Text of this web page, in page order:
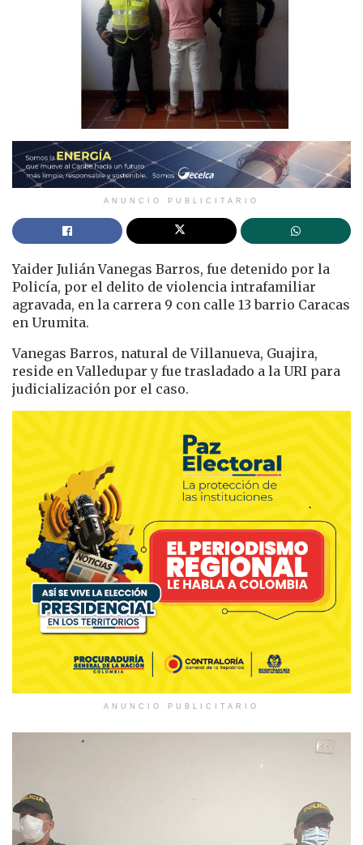
ANUNCIO PUBLICITARIO
Yaider Julián Vanegas Barros, fue detenido por la
Policía, por el delito de violencia intrafamiliar
agravada, en la carrera 9 con calle 13 barrio Caracas
en Urumita.
Vanegas Barros, natural de Villanueva, Guajira,
reside en Valledupar y fue trasladado a la URI para
judicialización por el caso.
ANUNCIO PUBLICITARIO